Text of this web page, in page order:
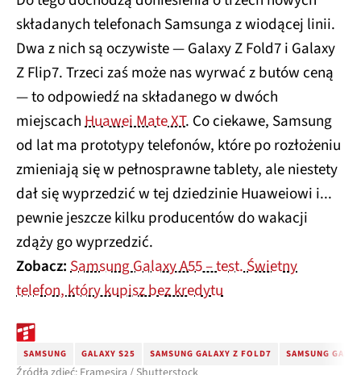
składanych telefonach Samsunga z wiodącej linii.
Dwa z nich są oczywiste — Galaxy Z Fold7 i Galaxy
Z Flip7. Trzeci zaś może nas wyrwać z butów ceną
— to odpowiedź na składanego w dwóch
miejscachHuawei Mate XT. Co ciekawe, Samsung
od lat ma prototypy telefonów, które po rozłożeniu
zmieniają się w pełnosprawne tablety, ale niestety
dał się wyprzedzić w tej dziedzinie Huaweiowi i...
pewnie jeszcze kilku producentów do wakacji
zdąży go wyprzedzić.
Zobacz:Samsung Galaxy A55 – test. Świetny
telefon, który kupisz bez kredytu
SAMSUNG GALAXY S25 SAMSUNG GALAXY Z FOLD7 SAMSUNG